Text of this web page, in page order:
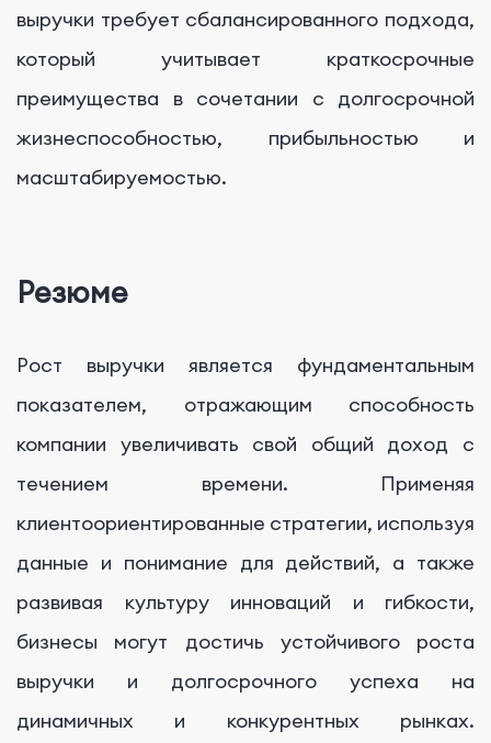
выручки требует сбалансированного подхода,
который учитывает краткосрочные
преимущества в сочетании с долгосрочной
жизнеспособностью, прибыльностью и
масштабируемостью.
Резюме
Рост выручки является фундаментальным
показателем, отражающим способность
компании увеличивать свой общий доход с
течением времени. Применяя
клиентоориентированные стратегии, используя
данные и понимание для действий, а также
развивая культуру инноваций и гибкости,
бизнесы могут достичь устойчивого роста
выручки и долгосрочного успеха на
динамичных и конкурентных рынках.